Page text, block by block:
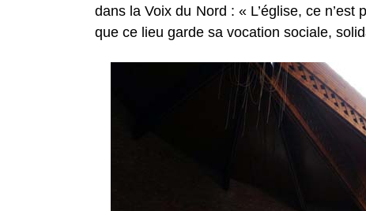
dans la Voix du Nord : « L’église, ce
que ce lieu garde sa vocation sociale,